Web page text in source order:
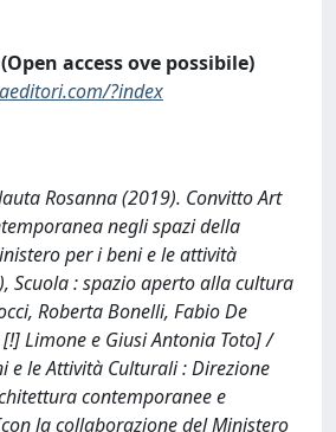
access ove possibile)
?index
Rosanna (2019). Convitto Art
negli spazi della
per i beni e le attività
Scuola : spazio aperto alla cultura
Roberta Bonelli, Fabio De
Limone e Giusi Antonia Toto] /
e le Attività Culturali : Direzione
contemporanee e
la collaborazione del Ministero